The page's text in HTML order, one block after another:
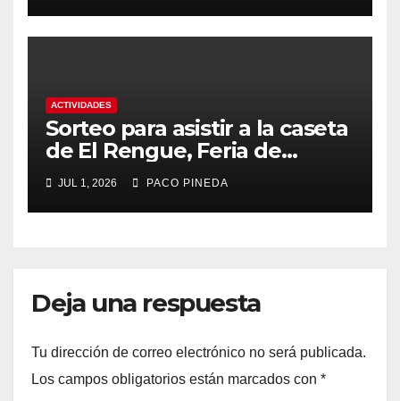
ACTIVIDADES
Sorteo para asistir a la caseta
de El Rengue, Feria de
Málaga 2026
JUL 1, 2026 PACO PINEDA
Deja una respuesta
Tu dirección de correo electrónico no será publicada.
Los campos obligatorios están marcados con *